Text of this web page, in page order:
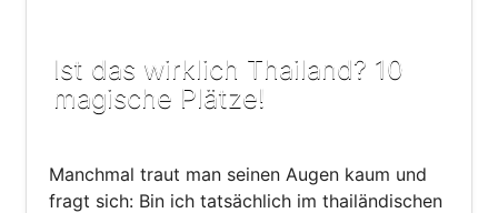
Ist das wirklich Thailand? 10
magische Plätze!
Manchmal traut man seinen Augen kaum und
fragt sich: Bin ich tatsächlich im thailändischen